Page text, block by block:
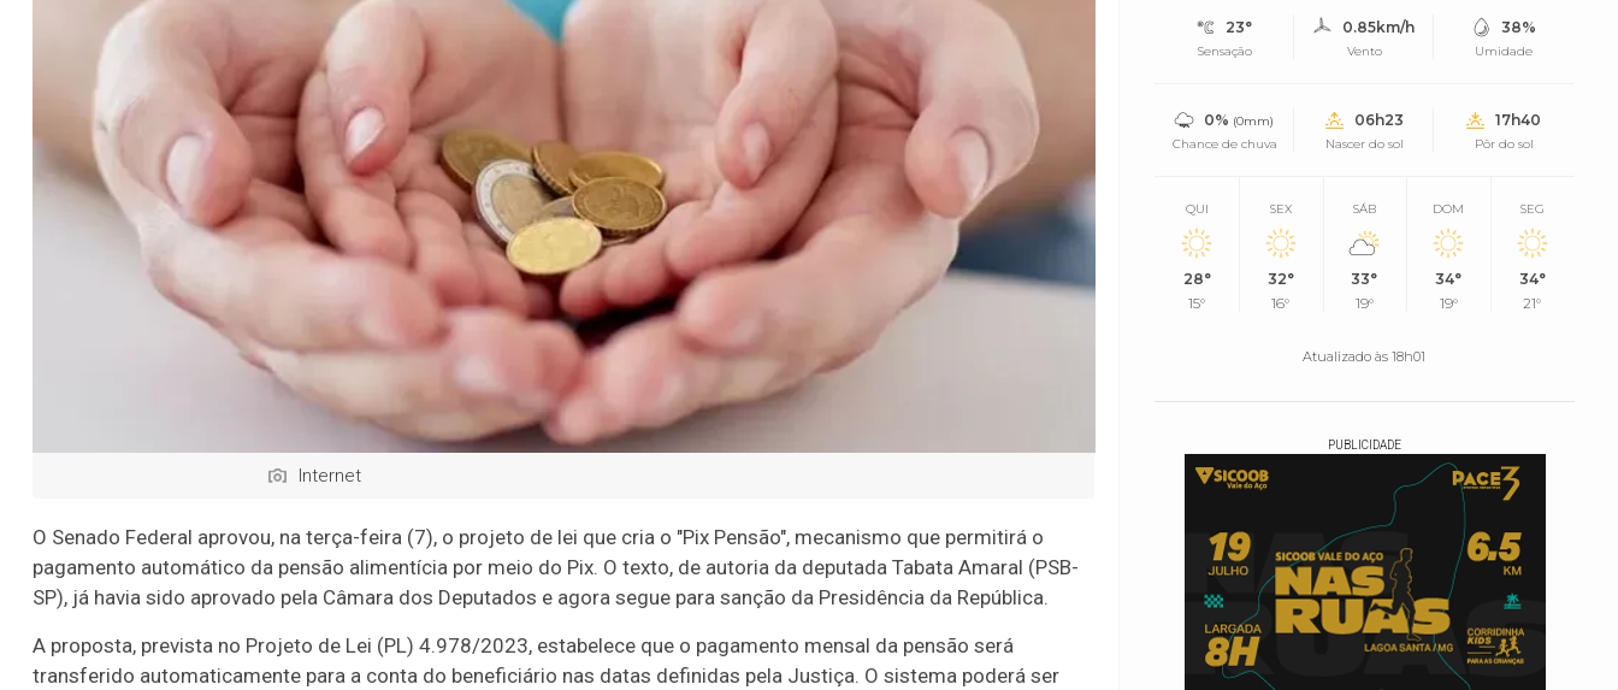
Internet
O Senado Federal aprovou, na terça-feira (7), o projeto de lei que cria o "Pix Pensão", mecanismo que permitirá o
pagamento automático da pensão alimentícia por meio do Pix. O texto, de autoria da deputada Tabata Amaral (PSB-
SP), já havia sido aprovado pela Câmara dos Deputados e agora segue para sanção da Presidência da República.
A proposta, prevista no Projeto de Lei (PL) 4.978/2023, estabelece que o pagamento mensal da pensão será
transferido automaticamente para a conta do beneficiário nas datas definidas pela Justiça. O sistema poderá ser
23°
Sensação
0.85km/h
Vento
38%
Umidade
0% (0mm)
Chance de chuva
06h23
Nascer do sol
17h40
Pôr do sol
QUI
28°
15°
SEX
32°
16°
SÁB
33°
19°
DOM
34°
19°
SEG
34°
21°
Atualizado às 18h01
PUBLICIDADE